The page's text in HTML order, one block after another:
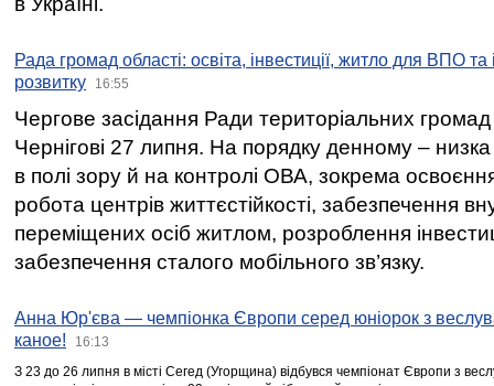
Рада громад області: освіта, інвестиції, житло для ВПО
розвитку
16:55
Чергове засідання Ради територіальних громад
Чернігові 27 липня. На порядку денному –
в полі зору й на контролі ОВА, зокрема освоєння
робота центрів життєстійкості, забезпечення
переміщених осіб житлом, розроблення
забезпечення сталого мобільного зв’язку.
Анна Юр'єва — чемпіонка Європи серед юніорок з
каное!
16:13
З 23 до 26 липня в місті Сегед (Угорщина) відбувся чемпіонат Європи з